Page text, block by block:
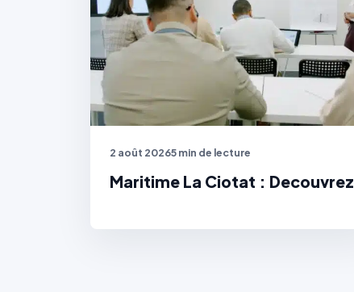
2 août 20265 min de lecture
Maritime La Ciotat : Decouvrez